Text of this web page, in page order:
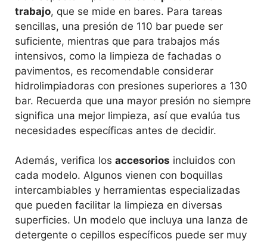
trabajo, que se mide en bares. Para tareas
sencillas, una presión de 110 bar puede ser
suficiente, mientras que para trabajos más
intensivos, como la limpieza de fachadas o
pavimentos, es recomendable considerar
hidrolimpiadoras con presiones superiores a 130
bar. Recuerda que una mayor presión no siempre
significa una mejor limpieza, así que evalúa tus
necesidades específicas antes de decidir.
Además, verifica los accesorios incluidos con
cada modelo. Algunos vienen con boquillas
intercambiables y herramientas especializadas
que pueden facilitar la limpieza en diversas
superficies. Un modelo que incluya una lanza de
detergente o cepillos específicos puede ser muy